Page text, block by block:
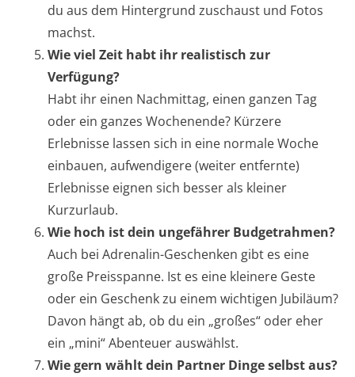
du aus dem Hintergrund zuschaust und Fotos
machst.
Wie viel Zeit habt ihr realistisch zur
Verfügung?
Habt ihr einen Nachmittag, einen ganzen Tag
oder ein ganzes Wochenende? Kürzere
Erlebnisse lassen sich in eine normale Woche
einbauen, aufwendigere (weiter entfernte)
Erlebnisse eignen sich besser als kleiner
Kurzurlaub.
Wie hoch ist dein ungefährer Budgetrahmen?
Auch bei Adrenalin-Geschenken gibt es eine
große Preisspanne. Ist es eine kleinere Geste
oder ein Geschenk zu einem wichtigen Jubiläum?
Davon hängt ab, ob du ein „großes“ oder eher
ein „mini“ Abenteuer auswählst.
Wie gern wählt dein Partner Dinge selbst aus?